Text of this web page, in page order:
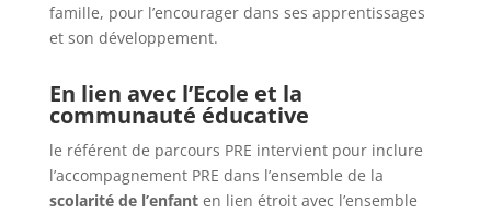
famille, pour l’encourager dans ses apprentissages
et son développement.
En lien avec l’Ecole et la
communauté éducative
le référent de parcours PRE intervient pour inclure
l’accompagnement PRE dans l’ensemble de la
scolarité de l’enfanten lien étroit avec l’ensemble